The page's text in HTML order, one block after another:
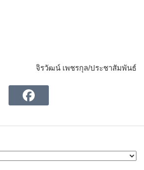
จิรวัฒน์ เพชรกุล/ประชาสัมพันธ์